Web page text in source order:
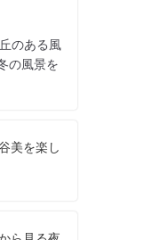
のある風
の風景を
美を楽し